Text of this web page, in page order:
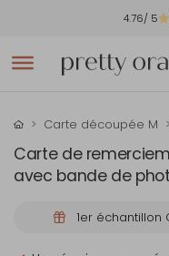
4.76/ 5
Carte découpée M
Carte de
avec bande de
1er échantillon